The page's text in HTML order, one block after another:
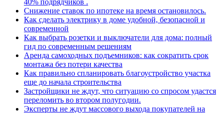
40% подрядчиков .
Снижение ставок по ипотеке на время остановилось.
Как сделать электрику в доме удобной, безопасной и
современной
Как выбрать розетки и выключатели для дома: полный
гид по современным решениям
Аренда самоходных подъемников: как сократить срок
монтажа без потери качества
Как правильно спланировать благоустройство участка
еще до начала строительства
Застройщики не ждут, что ситуацию со спросом удастся
переломить во втором полугодии.
Эксперты не ждут массового выхода покупателей на